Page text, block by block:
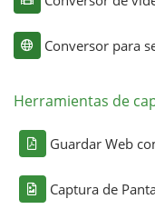
Conversor para
Herramientas de
Guardar Web
Captura de